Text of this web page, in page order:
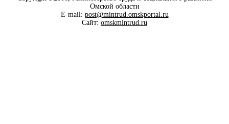
Омской области
E-mail: post@mintrud.omskportal.ru
Сайт: omskmintrud.ru